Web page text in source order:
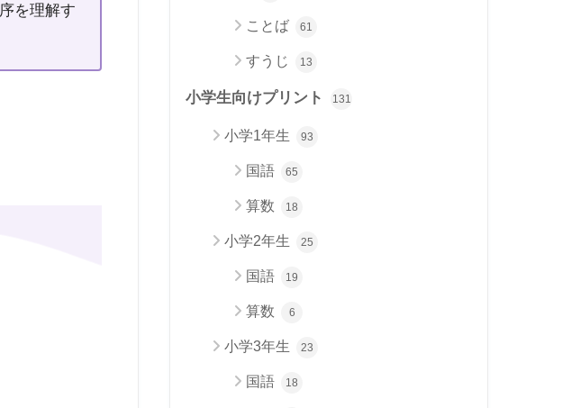
を理解す
ことば 61
すうじ 13
小学生向けプリント 131
小学1年生 93
国語 65
算数 18
小学2年生 25
国語 19
算数 6
小学3年生 23
国語 18